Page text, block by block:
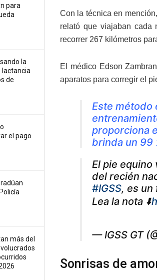
para
la
lactancia
de
el pago
más del
Con la técnica en
relató que viajaban cada
recorrer 267 kilómetros
El médico Edson
aparatos para corregir el
Este método
proporciona
brinda un 99
El pie
del recién
#IGSS, es un
Lea la nota ⬇️
— IGSS GT
Sonrisas de